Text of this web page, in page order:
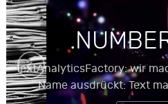
TextAnalyticsFactory: wir
Name ausdrückt: Text